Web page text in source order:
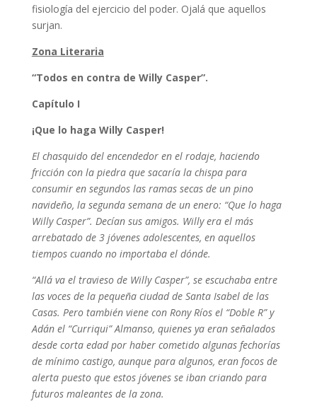
fisiología del ejercicio del poder. Ojalá que aquellos
surjan.
Zona Literaria
“Todos en contra de Willy Casper”.
Capítulo I
¡Que lo haga Willy Casper!
El chasquido del encendedor en el rodaje, haciendo
fricción con la piedra que sacaría la chispa para
consumir en segundos las ramas secas de un pino
navideño, la segunda semana de un enero: “Que lo haga
Willy Casper”. Decían sus amigos. Willy era el más
arrebatado de 3 jóvenes adolescentes, en aquellos
tiempos cuando no importaba el dónde.
“Allá va el travieso de Willy Casper”, se escuchaba entre
las voces de la pequeña ciudad de Santa Isabel de las
Casas. Pero también viene con Rony Ríos el “Doble R” y
Adán el “Curriqui” Almanso, quienes ya eran señalados
desde corta edad por haber cometido algunas fechorías
de mínimo castigo, aunque para algunos, eran focos de
alerta puesto que estos jóvenes se iban criando para
futuros maleantes de la zona.